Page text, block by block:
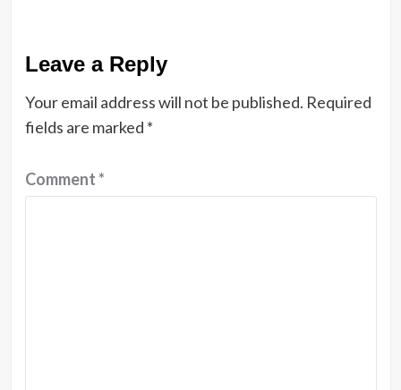
Leave a Reply
Your email address will not be published. Required
fields are marked *
Comment*